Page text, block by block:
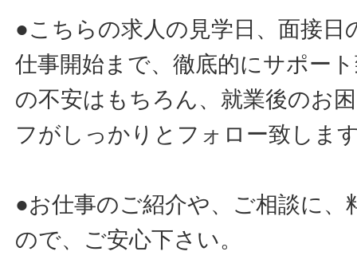
●こちらの求人の見学日、面接日
仕事開始まで、徹底的にサポー
の不安はもちろん、就業後のお
フがしっかりとフォロー致しま
●お仕事のご紹介や、ご相談に
ので、ご安心下さい。